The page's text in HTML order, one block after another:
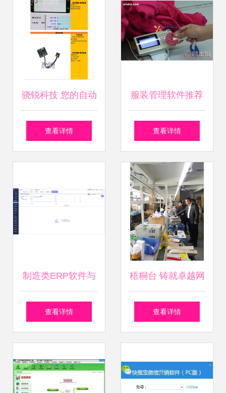
骁锐科技 您的自动
化元器件及系统集
查看详情
服装管理软件推荐
盘点售后服务与销
查看详情
制造类ERP软件与
网络技术服务的融
能化工厂的基石
查看详情
梧桐台 铸就卓越网
络技术服务的标杆
查看详情